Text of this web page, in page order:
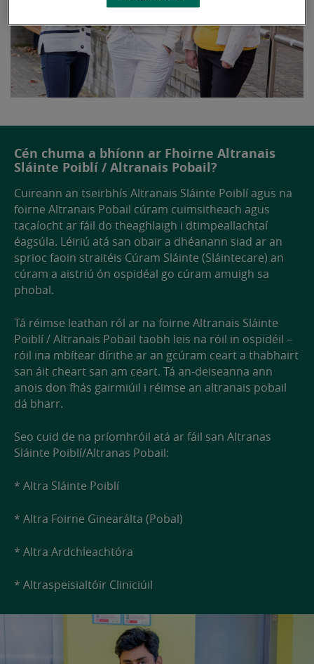
Cén chuma a bhíonn ar Fhoirne Altranais
Sláinte Poiblí / Altranais Pobail?
Cuireann an tseirbhís Altranais Sláinte Poiblí agus na
foirne Altranais Pobail cúram cuimsitheach agus
tacaíocht ar fáil do theaghlaigh i dtimpeallachtaí
éagsúla. Léiriú atá san obair a dhéanann siad ar an
sprioc faoin straitéis Cúram Sláinte (Sláintecare) an
cúram a aistriú ón ospidéal go cúram amuigh sa
phobal.
Tá réimse leathan ról ar na foirne Altranais Sláinte
Poiblí / Altranais Pobail taobh leis na róil in ospidéil –
róil ina mbítear dírithe ar an gcúram ceart a thabhairt
san áit cheart san am ceart. Tá an-deiseanna ann
anois don fhás gairmiúil i réimse an altranais pobail
dá bharr.
Seo cuid de na príomhróil atá ar fáil san Altranas
Sláinte Poiblí/Altranas Pobail:
* Altra Sláinte Poiblí
* Altra Foirne Ginearálta (Pobal)
* Altra Ardchleachtóra
* Altraspeisialtóir Cliniciúil